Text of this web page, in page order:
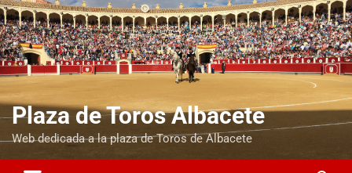
Plaza de Toros Albacete
Web dedicada a la plaza de Toros de Albacete